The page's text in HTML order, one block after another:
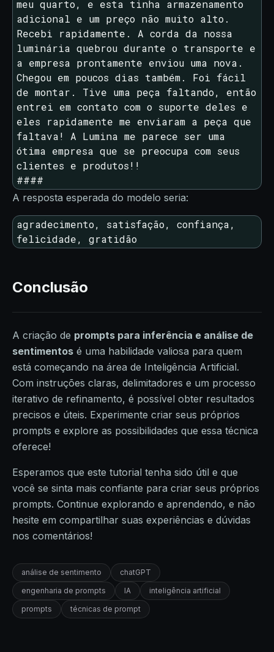
meu quarto, e esta tinha armazenamento
adicional e um preço não muito alto.
Recebi rapidamente. A corda da nossa
luminária quebrou durante o transporte e
a empresa prontamente enviou uma nova.
Chegou em poucos dias também. Foi fácil
de montar. Tive uma peça faltando, então
entrei em contato com o suporte deles e
eles rapidamente me enviaram a peça que
faltava! A Lumina me parece ser uma
ótima empresa que se preocupa com seus
clientes e produtos!!
####
A resposta esperada do modelo seria:
agradecimento, satisfação, confiança,
felicidade, gratidão
Conclusão
A criação de prompts para inferência e análise de
sentimentos é uma habilidade valiosa para quem
está começando na área de Inteligência Artificial.
Com instruções claras, delimitadores e um processo
iterativo de refinamento, é possível obter resultados
precisos e úteis. Experimente criar seus próprios
prompts e explore as possibilidades que essa técnica
oferece!
Esperamos que este tutorial tenha sido útil e que
você se sinta mais confiante para criar seus próprios
prompts. Continue explorando e aprendendo, e não
hesite em compartilhar suas experiências e dúvidas
nos comentários!
análise de sentimento
chatGPT
engenharia de prompts
IA
inteligência artificial
prompts
técnicas de prompt